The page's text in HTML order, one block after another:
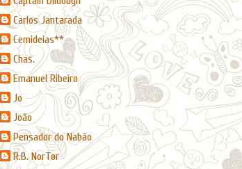
Carlos Jantarada
Cemideias**
Chas.
Emanuel Ribeiro
Jo
João
Pensador do Nabão
R.B. NorTør